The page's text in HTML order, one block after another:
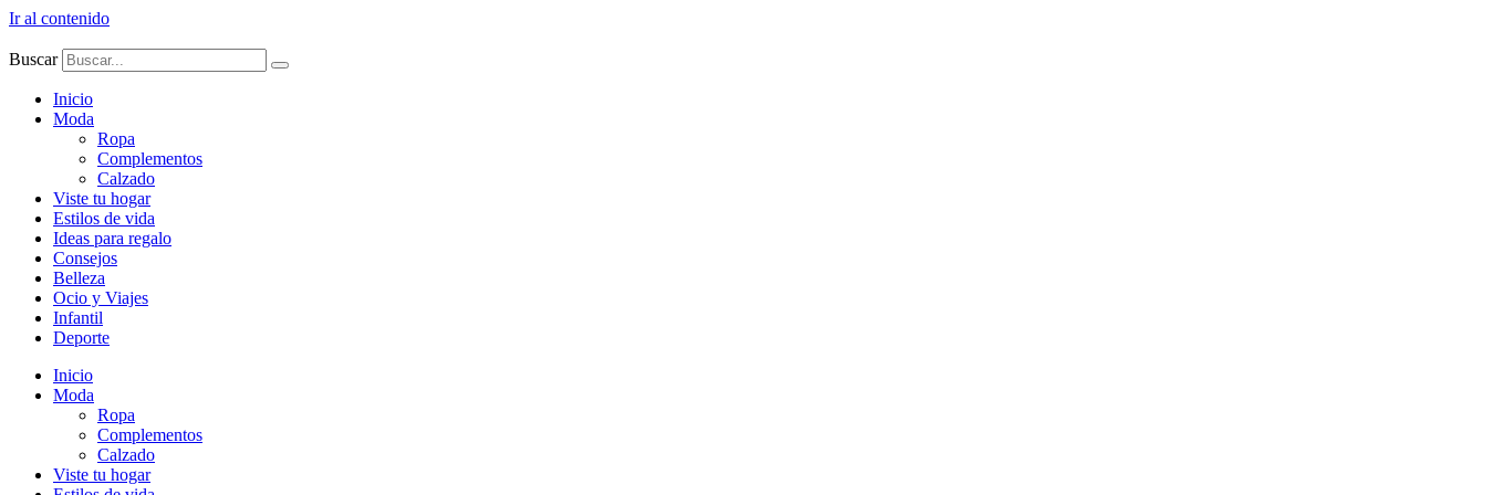
Ir al contenido
Buscar
Inicio
Moda
Ropa
Complementos
Calzado
Viste tu hogar
Estilos de vida
Ideas para regalo
Consejos
Belleza
Ocio y Viajes
Infantil
Deporte
Inicio
Moda
Ropa
Complementos
Calzado
Viste tu hogar